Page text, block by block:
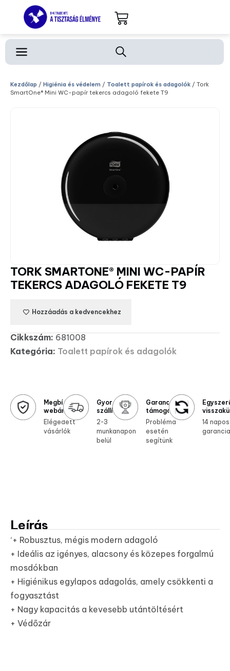
Kezdőlap / Higiénia és védelem / Toalett papírok és adagolók / Tork
SmartOne® Mini WC-papír tekercs adagoló fekete T9
TORK SMARTONE® MINI WC-PAPÍR
TEKERCS ADAGOLÓ FEKETE T9
Hozzáadás a kedvencekhez
Cikkszám: 681008
Kategória: Toalett papírok és adagolók
Megbízható
webáruház
Elégedett
vásárlók
Gyors
szállítás
2-3
munkanapon
belül
Garanciális
támogatás
Probléma
esetén
segítünk
14 napos
garancia
Leírás
‘+ Robusztus, mégis modern adagoló
+ Ideális az igényes, alacsony és közepes forgalmú
mosdókban
+ Higiénikus egylapos adagolás, amely csökkenti a
fogyasztást
+ Nagy kapacitás a kevesebb utántöltésért
+ Védőzár